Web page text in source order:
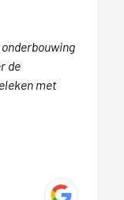
de
met